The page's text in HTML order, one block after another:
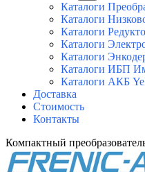
Каталоги
Каталоги
Каталоги
Каталоги
Каталоги
Каталоги ИБП
Каталоги АКБ
Доставка
Стоимость
Контакты
Компактный